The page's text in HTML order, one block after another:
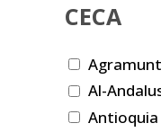
CECA
Al-
Antioquia